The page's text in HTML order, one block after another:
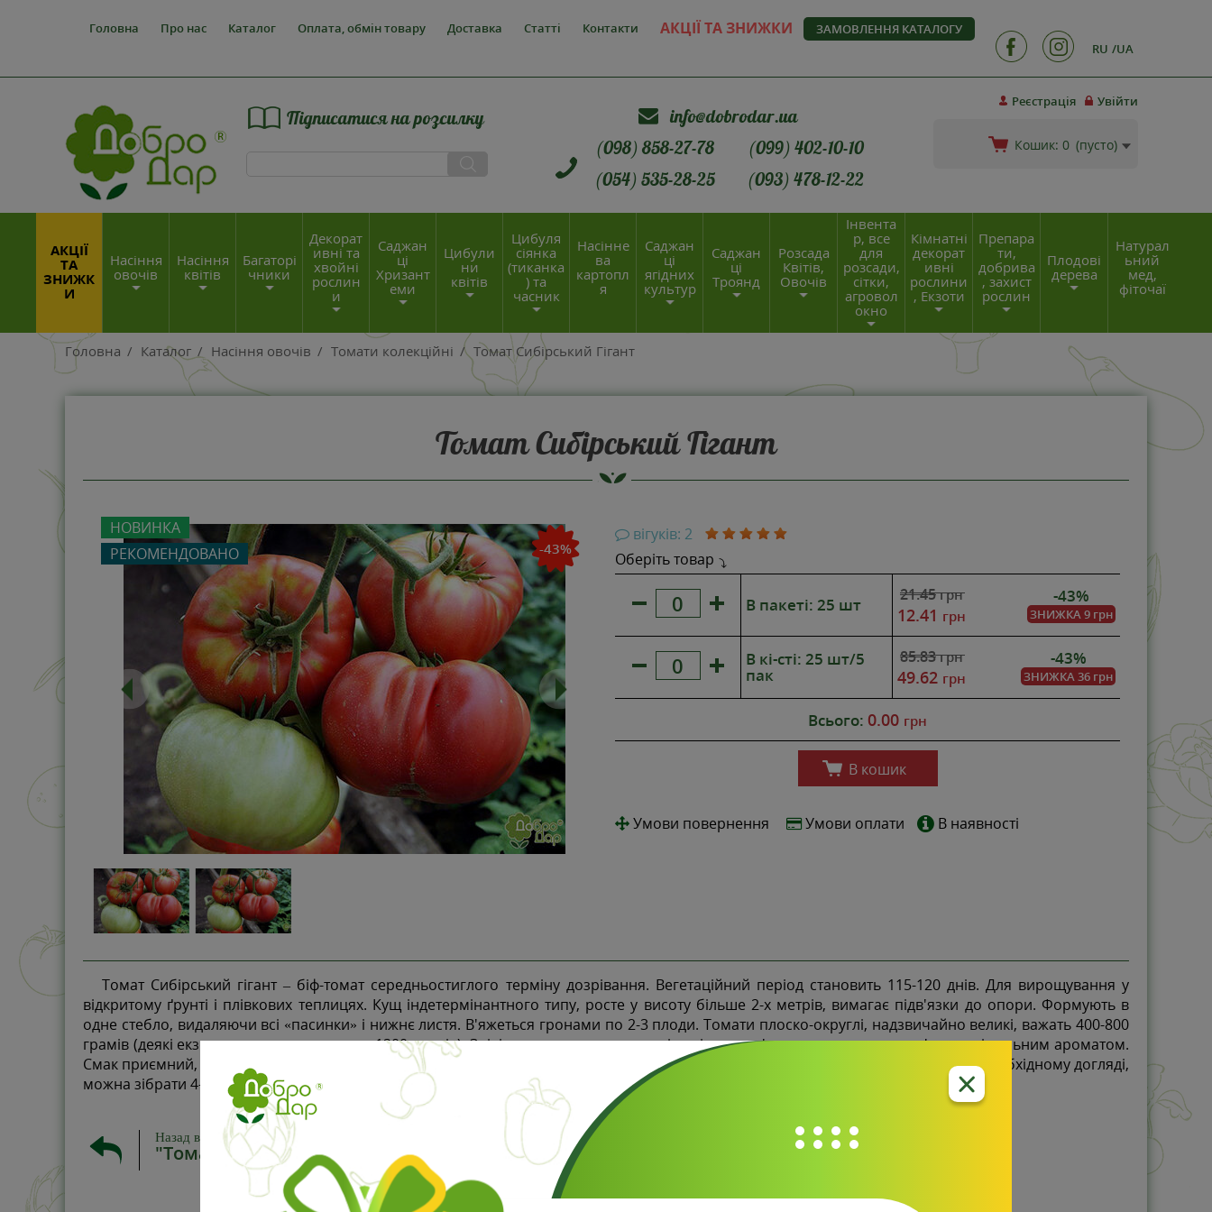
Головна Про нас Каталог Оплата, обмін товару Доставка Статті Контакти АКЦІЇ ТА ЗНИЖКИ
ЗАМОВЛЕННЯ КАТАЛОГУ
RU
UA
Реєстрація Увійти
Кошик: 0 (пусто)
Підписатися на розсилку
info@dobrodar.ua
(098) 858-27-78
(099) 402-10-10
(054) 535-28-25
(093) 478-12-22
АКЦІЇ
ТА
ЗНИЖК
И
Насіння
овочів
Насіння
квітів
Багаторі
чники
Декорат
ивні та
хвойні
рослин
и
Саджан
ці
Хризант
еми
Цибули
ни
квітів
Цибуля
сіянка
(тиканка
) та
часник
Насінне
ва
картопл
я
Саджан
ці
ягідних
культур
Саджан
ці
Троянд
Розсада
Квітів,
Овочів
Інвента
р, все
для
розсади,
сітки,
агровол
окно
Кімнатні
декорат
ивні
рослини
, Екзоти
Препара
ти,
добрива
, захист
рослин
Плодові
дерева
Натурал
ьний
мед,
фіточаї
Головна / Каталог / Насіння овочів / Томати колекційні / Томат Сибірський Гігант
Томат Сибірський Гігант
-43%
НОВИНКА
РЕКОМЕНДОВАНО
-43%
НОВИНКА
РЕКОМЕНДОВАНО
вігуків: 2
Оберіть товар
В пакеті: 25 шт 21.45 грн
12.41 грн
-43%
ЗНИЖКА 9 грн
В кі-сті: 25 шт/5
пак
85.83 грн
49.62 грн
-43%
ЗНИЖКА 36 грн
Всього: 0.00 грн
В кошик
Умови повернення Умови оплати В наявності
Томат Сибірський гігант – біф-томат середньостиглого терміну дозрівання. Вегетаційний період становить 115-120 днів. Для вирощування у
відкритому ґрунті і плівкових теплицях. Кущ індетермінантного типу, росте у висоту більше 2-х метрів, вимагає підв'язки до опори. Формують в
одне стебло, видаляючи всі «пасинки» і нижнє листя. В'яжеться гронами по 2-3 плоди. Томати плоско-округлі, надзвичайно великі, важать 400-800
грамів (деякі екземпляри виростають до 1200 грамів). Зрілі плоди яскраво-червоні, з ніжною, м'ясистою, соковитою м'якоттю і сильним ароматом.
Смак приємний, солодкий. Один з кращих салатних сортів для соків і консервування шматочками в соку. З однієї рослини, при необхідному догляді,
можна зібрати 4-7 кілограмів врожаю.
Назад в
"Томати колекційні"
Відгуки